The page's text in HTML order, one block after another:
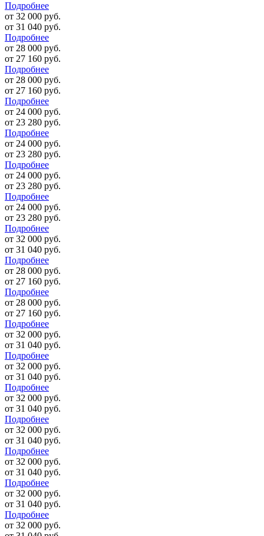
Подробнее
от 32 000 руб.
от 31 040 руб.
Подробнее
от 28 000 руб.
от 27 160 руб.
Подробнее
от 28 000 руб.
от 27 160 руб.
Подробнее
от 24 000 руб.
от 23 280 руб.
Подробнее
от 24 000 руб.
от 23 280 руб.
Подробнее
от 24 000 руб.
от 23 280 руб.
Подробнее
от 24 000 руб.
от 23 280 руб.
Подробнее
от 32 000 руб.
от 31 040 руб.
Подробнее
от 28 000 руб.
от 27 160 руб.
Подробнее
от 28 000 руб.
от 27 160 руб.
Подробнее
от 32 000 руб.
от 31 040 руб.
Подробнее
от 32 000 руб.
от 31 040 руб.
Подробнее
от 32 000 руб.
от 31 040 руб.
Подробнее
от 32 000 руб.
от 31 040 руб.
Подробнее
от 32 000 руб.
от 31 040 руб.
Подробнее
от 32 000 руб.
от 31 040 руб.
Подробнее
от 32 000 руб.